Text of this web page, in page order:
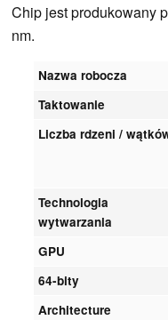
Chip jest produkowany
nm.
Nazwa robocza
Taktowanie
Liczba rdzeni /
Technologia
wytwarzania
GPU
64-bity
Architecture